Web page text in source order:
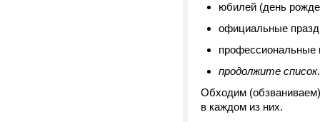
юбилей (день
официальные
профессиональные
продолжите список.
Обходим
в каждом из них.